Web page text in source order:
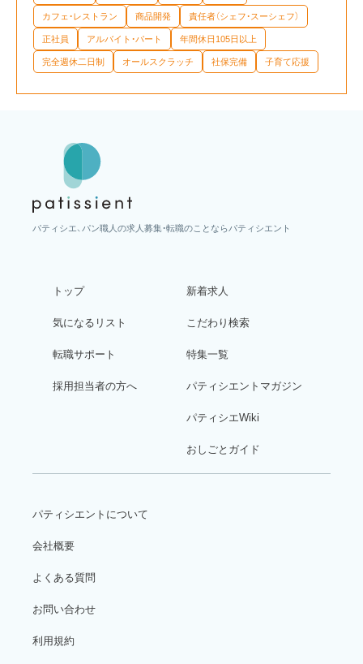
カフェ・レストラン 商品開発 責任者（シェフ・スーシェフ）
正社員 アルバイト・パート 年間休日105日以上
完全週休二日制 オールスクラッチ 社保完備 子育て応援
パティシエ、パン職人の求人募集・転職のことならパティシエント
トップ
気になるリスト
転職サポート
採用担当者の方へ
新着求人
こだわり検索
特集一覧
パティシエントマガジン
パティシエWiki
おしごとガイド
パティシエントについて
会社概要
よくある質問
お問い合わせ
利用規約